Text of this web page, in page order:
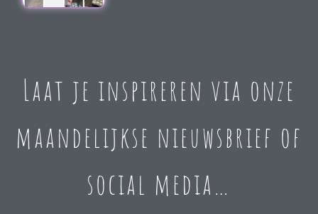
Laat je inspireren via onze
maandelijkse nieuwsbrief of
social media…